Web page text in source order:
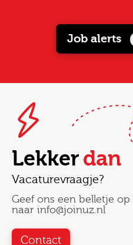
Job alerts
Lekkerdan
Vacaturevraagje?
Geef ons een belletje op
naar info@joinuz.nl
Contact